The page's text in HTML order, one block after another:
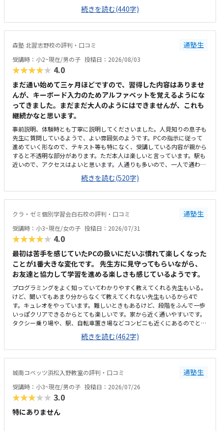
インクラフトを使った内容ではないと伺ったので、その後も興味を持って
取り組めるかどうかは少し気になる点でした。教室は自宅から15分ほどの
距離にあり、通いやすいと感じました。また、駐車場もあるため、送り迎
えもしやすく、安心して通わせられる環境だと思いました。教室は一人ひ
分散しにくい工夫がされており、集中しやすい雰囲気だと感じました。月
4回（1回50分）で約12,000円という料金は、我が家にとってはやや高く
感じますが、プログラミング教室の相場を考えると、妥当な金額なのかな
と思いました。
続きを読む(440字)
森塾 北習志野校の評判・口コミ 通塾生
受講時：小2~現在/男の子 投稿日：2026/08/03
★★★★★ 4.0
まだ通い始めて三ヶ月ほどですので、習得した内容はありませ
んが、キーボード入力のためアルファベットを覚えるようにな
ってきました。まだまだ大人のようにはできませんが、これも
継続かなと思います。
事前説明、体験時とも丁寧に説明してくださいました。人見知りの息子も
先生に質問しているようで、よい雰囲気のようです。PCの指示に従って
進めていく形なので、テキスト等も特になく、受講している内容が親から
すると不透明な部分があります。ただ本人は楽しいと言っています。駅も
近いので、アクセスはよいと思います。人通りも多いので、一人で通わせ
てもそんなに問題ないかと思います。ただビルが少し古いので、子供から
すると怖いかもしれません。高校受験を主とする塾なので、小2の息子か
らすると静かかなと思います。ただそのぶん騒がずいるようなので、雰囲
気は悪くないと思います。プログラミングで一万円は安いと思います。た
体験のとき、PCの不具合でスタートが遅くなり、所定の時間よりも受講
時間が短くなってしまったことがありました。その際お電話いただき、少
し延長してもいいですかとご相談いただきました。時間がきたら終わり、
とせずにご対応いただけたのでうれしかったです。今のところ特にありま
せんが、授業内容が不透明なので習熟度がわからないところでしょうか。
ただ本人は楽しそうに通っています。特にありません。
続きを読む(520字)
クラ・ゼミ個別学習会白石校の評判・口コミ 通塾生
受講時：小3~現在/女の子 投稿日：2026/07/31
★★★★★ 4.0
最初は苦手を感じていたPCの扱いにだいぶ慣れて楽しくなった
ことが1番大きな変化です。 先生方に見守ってもらいながら、
お友達と協力して学習を進める楽しさも感じているようです。
プログラミングをよく知っていてわかりやすく教えてくれる先生もいる。
けど、聞いてもあまり分からなくて教えてくれない先生もいるから4で
す。キュレオをやっています。難しいときもあるけど、段階をふんで一歩
いっぽクリアできるからとても楽しいです。家から近く通いやすいです。
タクシー乗り場や、駅、自転車置き場などコンビニも近くにあるのでとて
も便利です。部屋はスッキリしていてきれいで勉強しやすいです。前に仕
切りもあるから集中できる。温度も聞いて調整してくれるから、過ごしや
すいです。教えてもらう時とそうでない時がある様子なので、あまり教え
てもらわない場合には料金的には高いと感じます。先生方がやさしくて和
きるので、喜んで通っています。トイレが教室から見えない離れた場所に
あり、クラゼミやビル関係以外の方も(屋外からも自由に入れる)使えるの
で、ひとりでトイレに行かせるのがかなり心配です。学校と違って急かさ
れることなくじっくり考えながら学習できるのが嬉しいと言っています。
続きを読む(462字)
城南コベッツ浜松入野教室の評判・口コミ 通塾生
受講時：小3~現在/男の子 投稿日：2026/07/26
★★★★★ 3.0
特にありません